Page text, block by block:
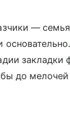
—
закладки
до